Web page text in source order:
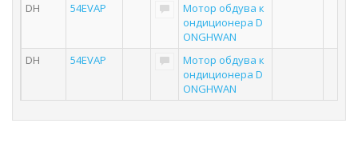
DH
54EVAP
Мотор обдува к
ондиционера D
ONGHWAN
DH 54EVAP
Мотор обдува к
ондиционера D
ONGHWAN